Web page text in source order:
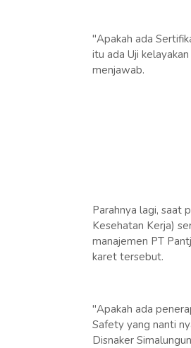
"Apakah ada
itu ada Uji
menjawab.
Parahnya lagi, saat
Kesehatan Kerja)
manajemen PT
karet tersebut.
"Apakah ada
Safety yang nanti
Disnaker